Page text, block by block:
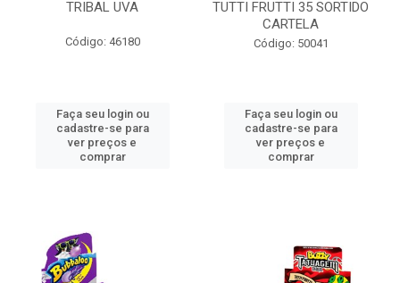
TRIBAL UVA
Código: 46180
Faça seu login ou
cadastre-se para
ver preços e
comprar
TUTTI FRUTTI 35 SORTIDO
CARTELA
Código: 50041
Faça seu login ou
cadastre-se para
ver preços e
comprar